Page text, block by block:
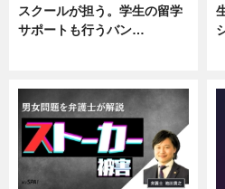
スクールが担う。学生の留学
サポートも行うバン…